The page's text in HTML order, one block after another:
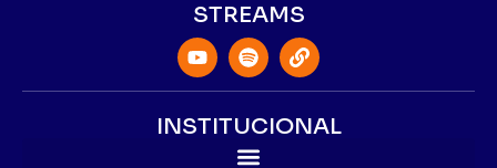
STREAMS
INSTITUCIONAL